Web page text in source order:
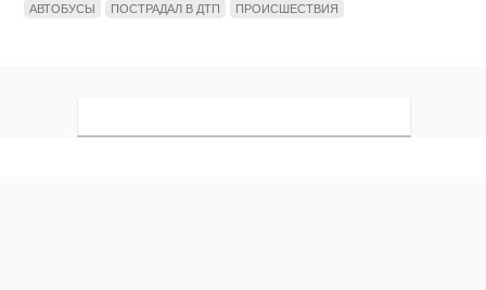
АВТОБУСЫ ПОСТРАДАЛ В ДТП ПРОИСШЕСТВИЯ